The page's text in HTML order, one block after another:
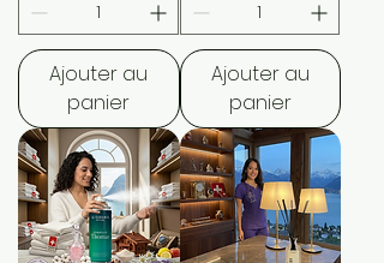
Ajouter au
panier
Ajouter au
panier